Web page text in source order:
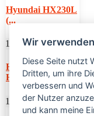
Hyundai HX230L
(...
100 km
Hyundai
HW100A (...
1,115 km
Wir
Diese Seite nutzt
Dritten, um ihre
verbessern und
der Nutzer
und kann meine